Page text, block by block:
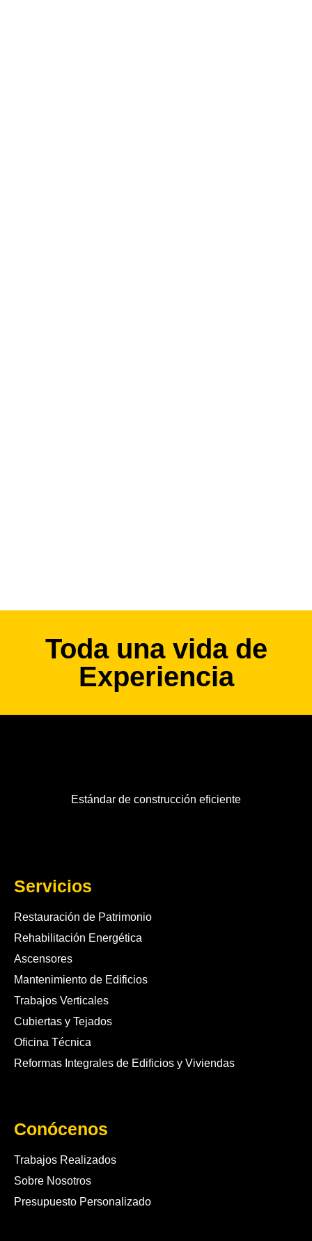
Toda una vida de
Experiencia
Estándar de construcción eficiente
Servicios
Restauración de Patrimonio
Rehabilitación Energética
Ascensores
Mantenimiento de Edificios
Trabajos Verticales
Cubiertas y Tejados
Oficina Técnica
Reformas Integrales de Edificios y Viviendas
Conócenos
Trabajos Realizados
Sobre Nosotros
Presupuesto Personalizado